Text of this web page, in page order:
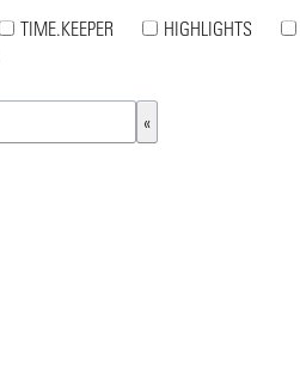
TIME.KEEPER HIGHLIGHTS